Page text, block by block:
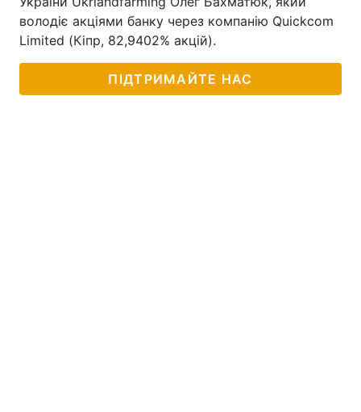
володіє акціями банку через компанію Quickcom
Limited (Кіпр, 82,9402% акцій).
ПІДТРИМАЙТЕ НАС